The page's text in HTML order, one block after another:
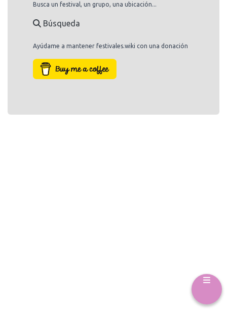
Busca un festival, un grupo, una ubicación...
Búsqueda
Ayúdame a mantener festivales.wiki con una donación